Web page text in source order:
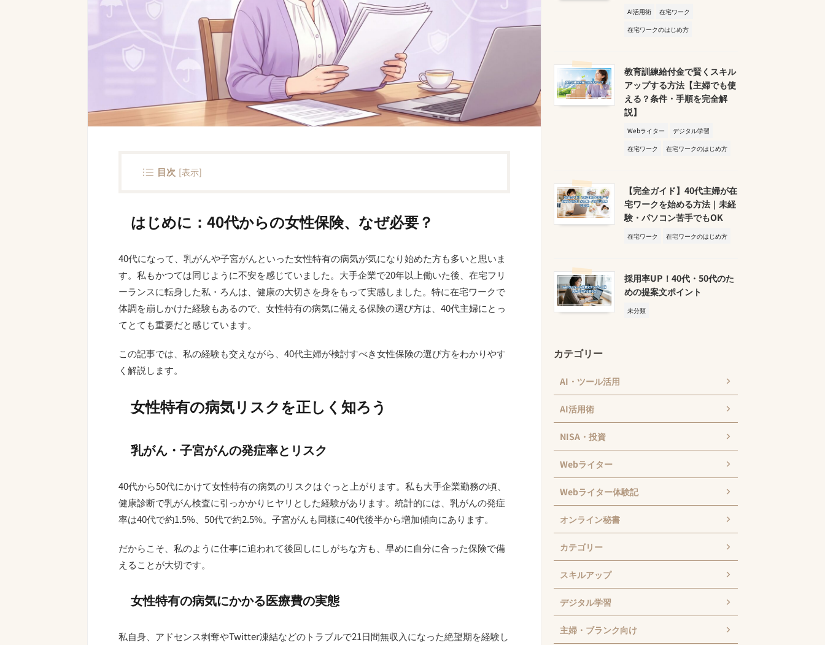
目次 [表示]
はじめに：40代からの女性保険、なぜ必要？
40代になって、乳がんや子宮がんといった女性特有の病気が気になり始めた方も多いと思いま
す。私もかつては同じように不安を感じていました。大手企業で20年以上働いた後、在宅フリ
ーランスに転身した私・ろんは、健康の大切さを身をもって実感しました。特に在宅ワークで
体調を崩しかけた経験もあるので、女性特有の病気に備える保険の選び方は、40代主婦にとっ
てとても重要だと感じています。
この記事では、私の経験も交えながら、40代主婦が検討すべき女性保険の選び方をわかりやす
く解説します。
女性特有の病気リスクを正しく知ろう
乳がん・子宮がんの発症率とリスク
40代から50代にかけて女性特有の病気のリスクはぐっと上がります。私も大手企業勤務の頃、
健康診断で乳がん検査に引っかかりヒヤリとした経験があります。統計的には、乳がんの発症
率は40代で約1.5%、50代で約2.5%。子宮がんも同様に40代後半から増加傾向にあります。
だからこそ、私のように仕事に追われて後回しにしがちな方も、早めに自分に合った保険で備
えることが大切です。
女性特有の病気にかかる医療費の実態
私自身、アドセンス剥奪やTwitter凍結などのトラブルで21日間無収入になった絶望期を経験し
AI活用術
在宅ワーク
在宅ワークのはじめ方
教育訓練給付金で賢くスキル
アップする方法【主婦でも使
える？条件・手順を完全解
説】
Webライター
デジタル学習
在宅ワーク
在宅ワークのはじめ方
【完全ガイド】40代主婦が在
宅ワークを始める方法｜未経
験・パソコン苦手でもOK
在宅ワーク 在宅ワークのはじめ方
採用率UP！40代・50代のた
めの提案文ポイント
未分類
カテゴリー
AI・ツール活用
AI活用術
NISA・投資
Webライター
Webライター体験記
オンライン秘書
カテゴリー
スキルアップ
デジタル学習
主婦・ブランク向け